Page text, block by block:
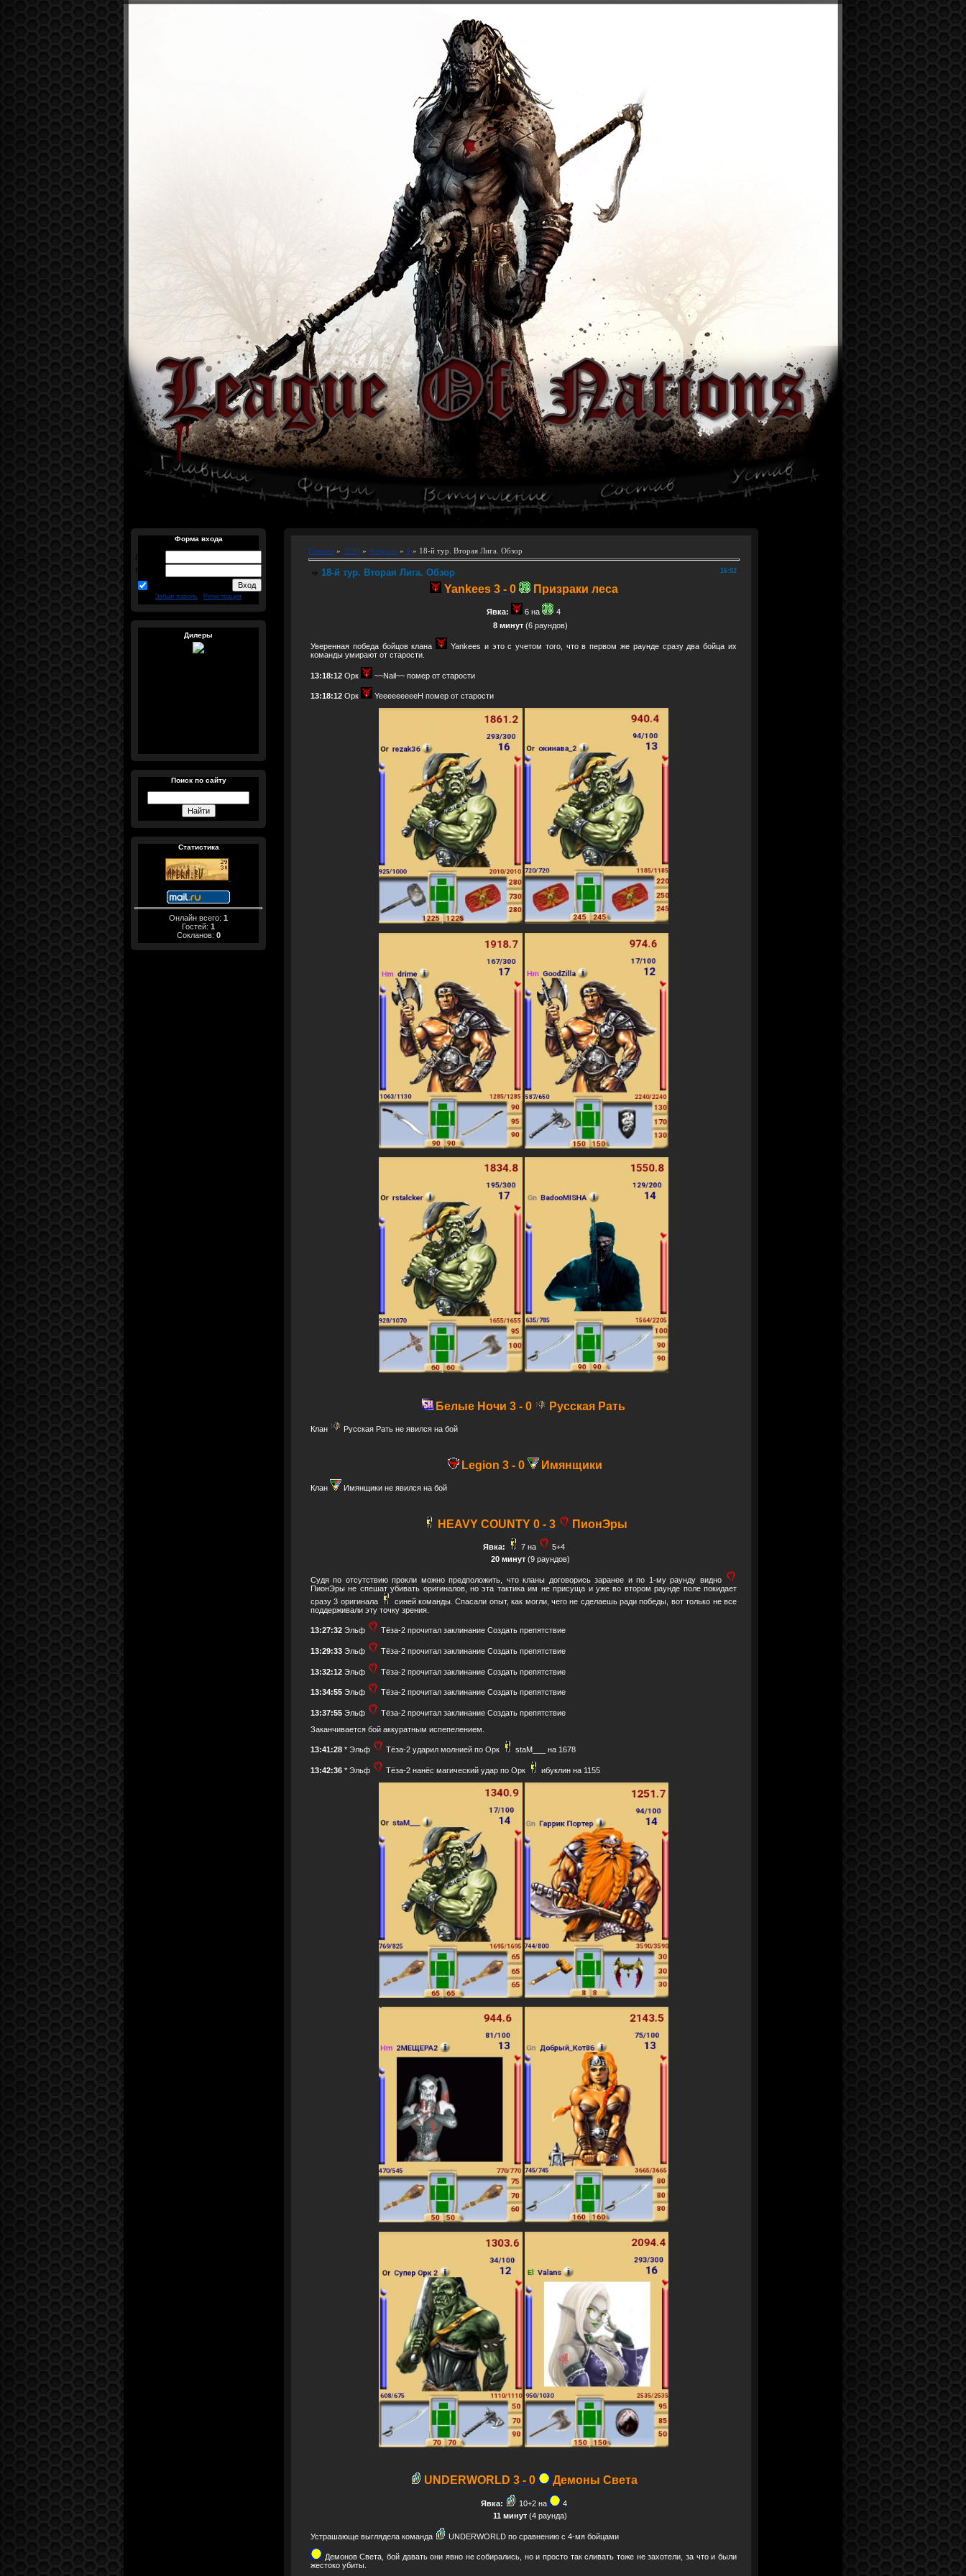
Форма входа
Логин:
Пароль:
Забыл пароль Регистрация
Дилеры
Поиск по сайту
Статистика
Онлайн всего: 1
Гостей: 1
Сокланов: 0
Главная » 2020 » Февраль » 4 » 18-й тур. Вторая Лига. Обзор
16:02
18-й тур. Вторая Лига. Обзор
Yankees 3 - 0 Призраки леса
Явка: 6 на
4
8 минут(6 раундов)
Уверенная победа бойцов клана
Yankees и это с учетом того, что в первом же раунде сразу два бойца их
команды умирают от старости.
13:18:12 Орк ~~Nail~~ помер от старости
13:18:12 Орк YeeeeeeeeeH помер от старости
Белые Ночи 3 - 0 Русская Рать
Клан Русская Рать не явился на бой
Legion 3 - 0 Имянщики
Клан Имянщики не явился на бой
HEAVY COUNTY 0 - 3 ПионЭры
Явка: 7 на
5+4
20 минут(9 раундов)
Судя по отсутствию прокли можно предположить, что кланы договорись заранее и по 1-му раунду видно
ПионЭры не спешат убивать оригиналов, но эта тактика им не присуща и уже во втором раунде поле покидает
сразу 3 оригинала
синей команды. Спасали опыт, как могли, чего не сделаешь ради победы, вот только не все
поддерживали эту точку зрения.
13:27:32 Эльф Тёза-2 прочитал заклинание Создать препятствие
13:29:33 Эльф Тёза-2 прочитал заклинание Создать препятствие
13:32:12 Эльф Тёза-2 прочитал заклинание Создать препятствие
13:34:55 Эльф Тёза-2 прочитал заклинание Создать препятствие
13:37:55 Эльф
Тёза-2 прочитал заклинание Создать препятствие
Заканчивается бой аккуратным испепелением.
13:41:28 * Эльф Тёза-2 ударил молнией по Орк staM___ на 1678
13:42:36 * Эльф Тёза-2 нанёс магический удар по Орк ибуклин на 1155
UNDERWORLD 3 - 0 Демоны Света
Явка: 10+2 на
4
11 минут (4 раунда)
Устрашающе выглядела команда UNDERWORLD по сравнению с 4-мя бойцами
Демонов Света, бой давать они явно не собирались, но и просто так сливать тоже не захотели, за что и были
жестоко убиты.